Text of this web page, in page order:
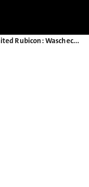
Jeep Wrangler Unlimited Rubicon: Waschechter Klettermaxe